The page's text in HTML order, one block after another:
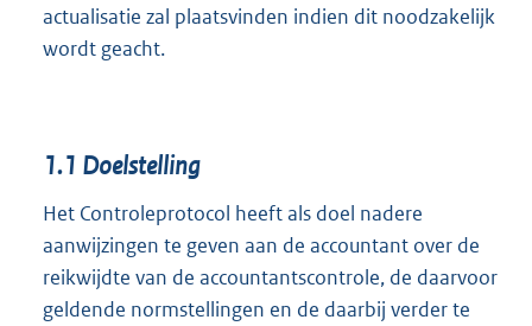
actualisatie zal plaatsvinden indien dit noodzakelijk
wordt geacht.
1.1 Doelstelling
Het Controleprotocol heeft als doel nadere
aanwijzingen te geven aan de accountant over de
reikwijdte van de accountantscontrole, de daarvoor
geldende normstellingen en de daarbij verder te